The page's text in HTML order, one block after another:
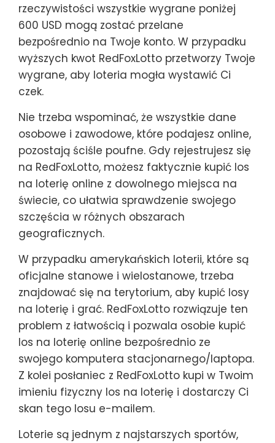
rzeczywistości wszystkie wygrane poniżej
600 USD mogą zostać przelane
bezpośrednio na Twoje konto. W przypadku
wyższych kwot RedFoxLotto przetworzy Twoje
wygrane, aby loteria mogła wystawić Ci
czek.
Nie trzeba wspominać, że wszystkie dane
osobowe i zawodowe, które podajesz online,
pozostają ściśle poufne. Gdy rejestrujesz się
na RedFoxLotto, możesz faktycznie kupić los
na loterię online z dowolnego miejsca na
świecie, co ułatwia sprawdzenie swojego
szczęścia w różnych obszarach
geograficznych.
W przypadku amerykańskich loterii, które są
oficjalne stanowe i wielostanowe, trzeba
znajdować się na terytorium, aby kupić losy
na loterię i grać. RedFoxLotto rozwiązuje ten
problem z łatwością i pozwala osobie kupić
los na loterię online bezpośrednio ze
swojego komputera stacjonarnego/laptopa.
Z kolei posłaniec z RedFoxLotto kupi w Twoim
imieniu fizyczny los na loterię i dostarczy Ci
skan tego losu e-mailem.
Loterie są jednym z najstarszych sportów,